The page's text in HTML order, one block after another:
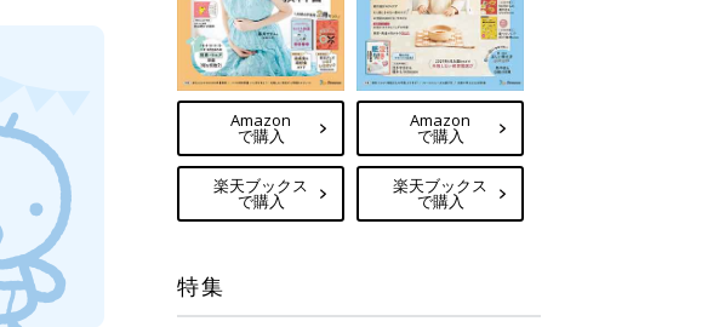
Amazon
で購入
楽天ブックス
で購入
Amazon
で購入
楽天ブックス
で購入
特集